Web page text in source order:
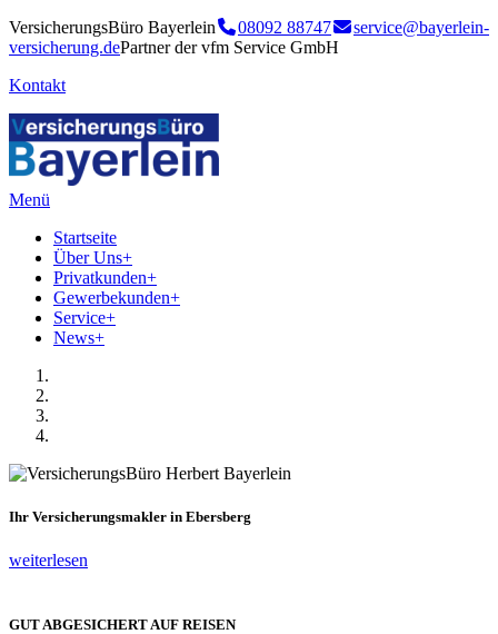
VersicherungsBüro Bayerlein 08092 88747
service@bayerlein-
versicherung.dePartner der vfm Service GmbH
Kontakt
Menü
Startseite
Über Uns+
Privatkunden+
Gewerbekunden+
Service+
News+
Ihr Versicherungsmakler in Ebersberg
weiterlesen
GUT ABGESICHERT AUF REISEN